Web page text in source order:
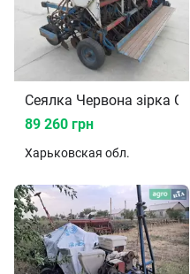
Сеялка Червона зірка
89 260 грн
Харьковская обл.